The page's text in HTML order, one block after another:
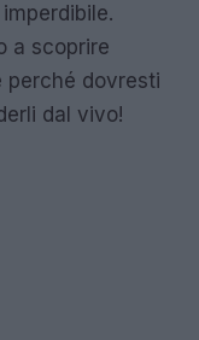
a scoprire
perché dovresti
dal vivo!